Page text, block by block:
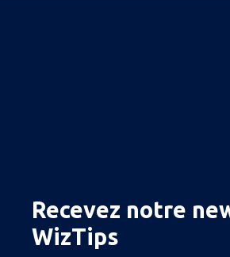
Recevez notre
WizTips